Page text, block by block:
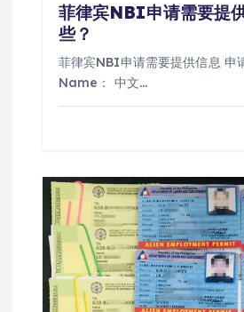
菲律宾NBI申请需要提
些？
菲律宾NBI申请需要提供信息 申
Name： 中文…